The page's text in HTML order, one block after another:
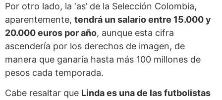
Por otro lado, la ‘as’ de la Selección Colombia,
aparentemente, tendrá un salario entre 15.000 y
20.000 euros por año, aunque esta cifra
ascendería por los derechos de imagen, de
manera que ganaría hasta más 100 millones de
pesos cada temporada.
Cabe resaltar que Linda es una de las futbolistas